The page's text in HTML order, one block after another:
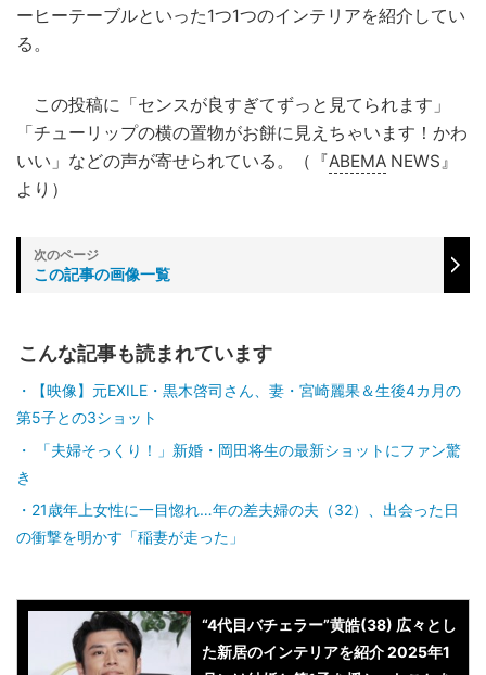
ーヒーテーブルといった1つ1つのインテリアを紹介してい
る。
この投稿に「センスが良すぎてずっと見てられます」
「チューリップの横の置物がお餅に見えちゃいます！かわ
いい」などの声が寄せられている。（『ABEMA NEWS』
より）
この記事の画像一覧
こんな記事も読まれています
【映像】元EXILE・黒木啓司さん、妻・宮崎麗果＆生後4カ月の
第5子との3ショット
「夫婦そっくり！」新婚・岡田将生の最新ショットにファン驚
き
21歳年上女性に一目惚れ…年の差夫婦の夫（32）、出会った日
の衝撃を明かす「稲妻が走った」
“4代目バチェラー”黄皓(38) 広々とし
た新居のインテリアを紹介 2025年1